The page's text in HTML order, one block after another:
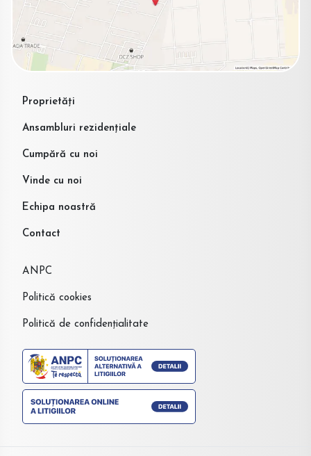
Proprietăți
Ansambluri rezidențiale
Cumpără cu noi
Vinde cu noi
Echipa noastră
Contact
ANPC
Politică cookies
Politică de confidențialitate